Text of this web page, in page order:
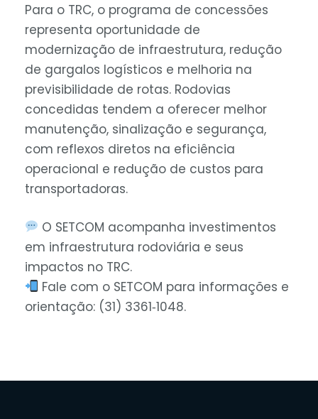
Para o TRC, o programa de concessões
representa oportunidade de
modernização de infraestrutura, redução
de gargalos logísticos e melhoria na
previsibilidade de rotas. Rodovias
concedidas tendem a oferecer melhor
manutenção, sinalização e segurança,
com reflexos diretos na eficiência
operacional e redução de custos para
transportadoras.
O SETCOM acompanha investimentos
em infraestrutura rodoviária e seus
impactos no TRC.
Fale com o SETCOM para informações e
orientação: (31) 3361‑1048.